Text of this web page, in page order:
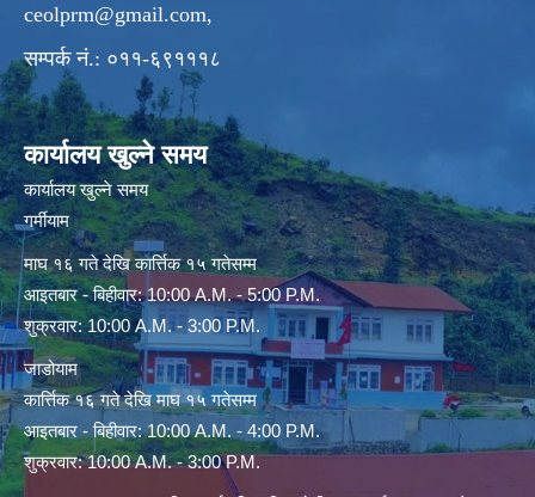
ceolprm@gmail.com,
सम्पर्क नं.: ०११-६९१११८
कार्यालय खुल्ने समय
कार्यालय खुल्ने समय
गर्मीयाम
माघ १६ गते देखि कार्त्तिक १५ गतेसम्म
आइतबार - बिहीवार: 10:00 A.M. - 5:00 P.M.
शुक्रवार: 10:00 A.M. - 3:00 P.M.
जाडोयाम
कार्त्तिक १६ गते देखि माघ १५ गतेसम्म
आइतबार - बिहीवार: 10:00 A.M. - 4:00 P.M.
शुक्रवार: 10:00 A.M. - 3:00 P.M.